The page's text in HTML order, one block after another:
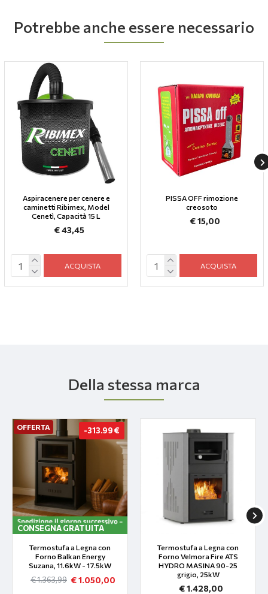
Potrebbe anche essere necessario
Aspiracenere per cenere e
caminetti Ribimex, Model
Cenetì, Capacità 15 L
€ 43,45
ACQUISTA
PISSA OFF rimozione
creosoto
€ 15,00
ACQUISTA
Della stessa marca
OFFERTA
CONSEGNA GRATUITA
-313.99 €
Termostufa a Legna con
Forno Balkan Energy
Suzana, 11.6kW - 17.5kW
€ 1.050,00
€ 1.363,99
Termostufa a Legna con
Forno Velmora Fire ATS
HYDRO ΜΑSΙΝΑ 90-25
grigio, 25kW
€ 1.428,00